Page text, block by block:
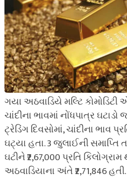
ગયા અઠવાડિયે મલ્ટિ
ચાંદીના ભાવમાં નોંધપાત્ર ઘટાડો
ટ્રેડિંગ દિવસોમાં, ચાંદીના ભાવ
ઘટ્યા હતા. 3 જુલાઈની સમાપ્તિ
ઘટીને ₹2,67,000 પ્રતિ
અઠવાડિયાના અંતે ₹2,71,846 હતી.